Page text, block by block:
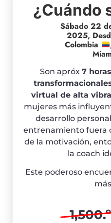
¿Cuándo
Sábado 22
2025,
Colombia
Son apróx 7
virtual de alta
mujeres más
desarrollo
entrenamiento fuera
de la motivación,
la coach
Este poderoso